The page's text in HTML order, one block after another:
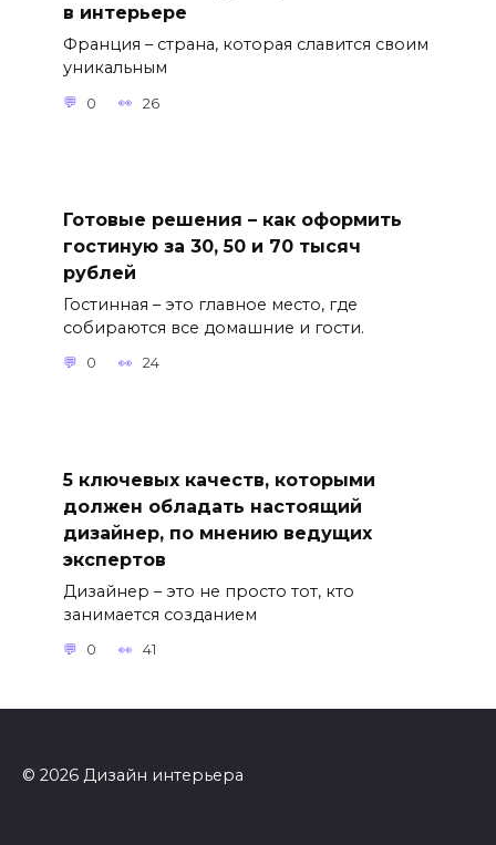
в интерьере
Франция – страна, которая славится своим
уникальным
0 26
Готовые решения – как оформить
гостиную за 30, 50 и 70 тысяч
рублей
Гостинная – это главное место, где
собираются все домашние и гости.
0 24
5 ключевых качеств, которыми
должен обладать настоящий
дизайнер, по мнению ведущих
экспертов
Дизайнер – это не просто тот, кто
занимается созданием
0 41
© 2026 Дизайн интерьера